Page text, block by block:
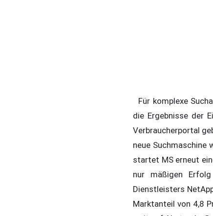
Für komplexe
die Ergebnisse der
Verbraucherportal
neue Suchmaschine
startet MS erneut
nur mäßigen
Dienstleisters
Marktanteil von 4,8